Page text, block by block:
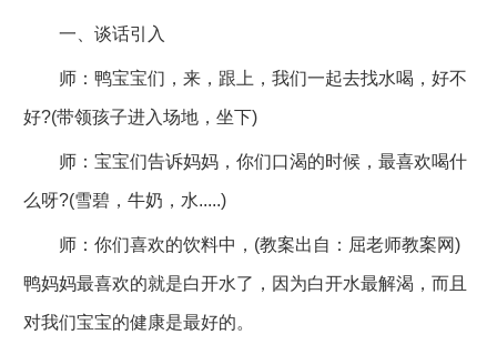
一、谈话引入
师：鸭宝宝们，来，跟上，我们一起去找水喝，好不
好?(带领孩子进入场地，坐下)
师：宝宝们告诉妈妈，你们口渴的时候，最喜欢喝什
么呀?(雪碧，牛奶，水.....)
师：你们喜欢的饮料中，(教案出自：屈老师教案网)
鸭妈妈最喜欢的就是白开水了，因为白开水最解渴，而且
对我们宝宝的健康是最好的。